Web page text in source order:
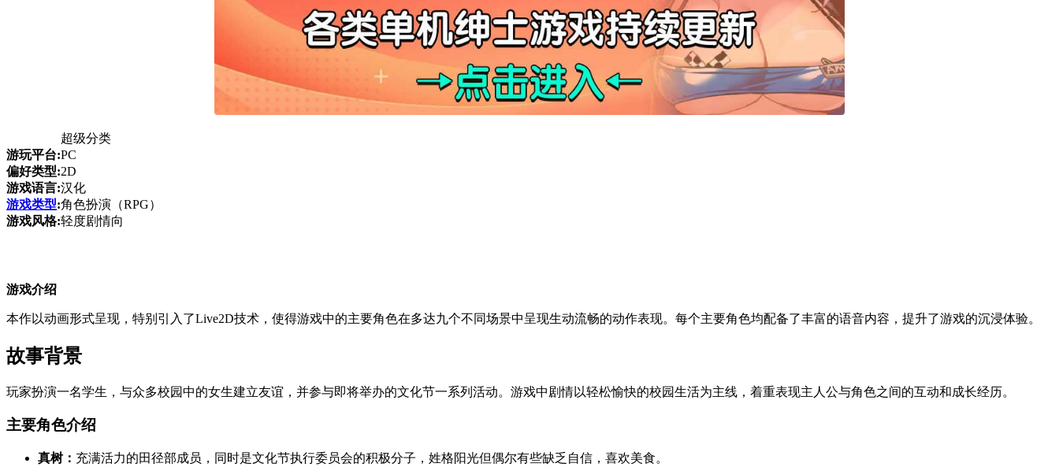
超级分类
游玩平台:PC
偏好类型:2D
游戏语言:汉化
游戏类型:角色扮演（RPG）
游戏风格:轻度剧情向
游戏介绍
本作以动画形式呈现，特别引入了Live2D技术，使得游戏中的主要角色在多达九个不同场景中呈现生动流畅的动作表现。每个主要角色均配备了丰富的语音内容，提升了游戏的沉浸体验。
故事背景
玩家扮演一名学生，与众多校园中的女生建立友谊，并参与即将举办的文化节一系列活动。游戏中剧情以轻松愉快的校园生活为主线，着重表现主人公与角色之间的互动和成长经历。
主要角色介绍
真树： 充满活力的田径部成员，同时是文化节执行委员会的积极分子，姓格阳光但偶尔有些缺乏自信，喜欢美食。